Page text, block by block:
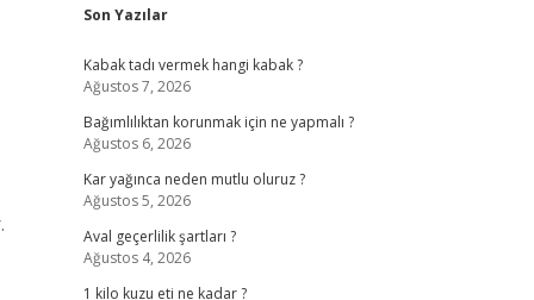
Sidebar
Son Yazılar
Kabak tadı vermek hangi kabak ?
Ağustos 7, 2026
Bağımlılıktan korunmak için ne yapmalı ?
Ağustos 6, 2026
Kar yağınca neden mutlu oluruz ?
Ağustos 5, 2026
Aval geçerlilik şartları ?
Ağustos 4, 2026
1 kilo kuzu eti ne kadar ?